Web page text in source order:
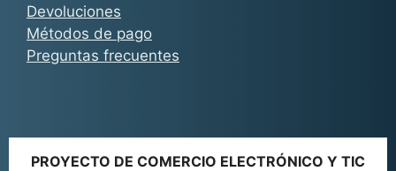
Devoluciones
Métodos de pago
Preguntas frecuentes
PROYECTO DE COMERCIO ELECTRÓNICO Y TIC